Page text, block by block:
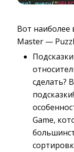
Вот наиболее
Master —
сделать?
Game,